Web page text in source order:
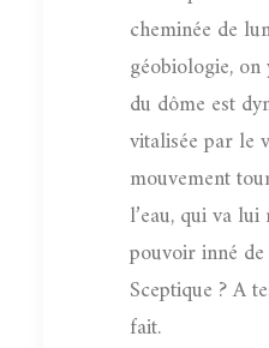
cheminée de
géobiologie, on
du dôme est
vitalisée par le
mouvement
l’eau, qui va
pouvoir inné
Sceptique ? A
fait.